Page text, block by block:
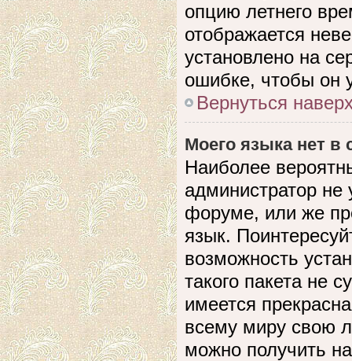
опцию летнего
отображается
установлено на
ошибке, чтобы он
Вернуться
Моего языка нет в
Наиболее
администратор не
форуме, или же
язык.
возможность
такого пакета не
имеется
всему миру свою
можно получить